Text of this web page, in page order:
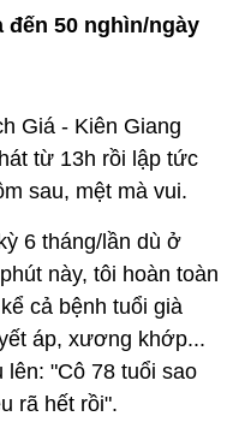
50 nghìn/ngày
Giá - Kiên Giang
từ 13h rồi lập tức
sau, mệt mà vui.
6 tháng/lần dù ở
này, tôi hoàn toàn
cả bệnh tuổi già
áp, xương khớp...
lên: "Cô 78 tuổi sao
rã hết rồi".